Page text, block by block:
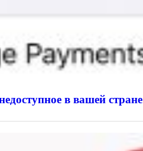
в вашей стране